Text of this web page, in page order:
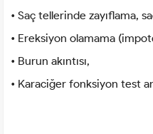
• Saç tellerinde zayıflama,
• Ereksiyon olamama
• Burun akıntısı,
• Karaciğer fonksiyon test